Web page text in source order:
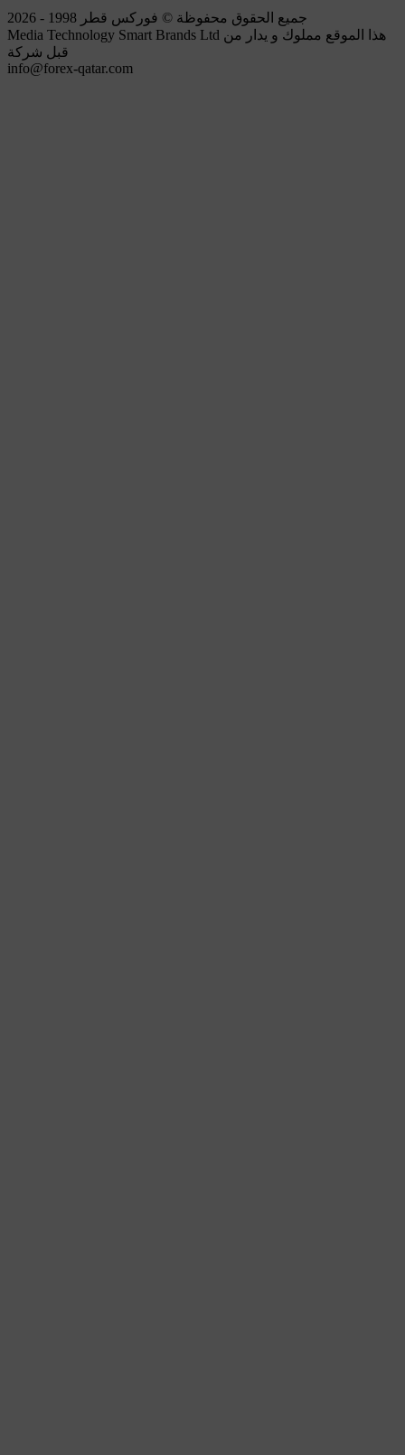
جميع الحقوق محفوظة © فوركس قطر 1998 - 2026
Media Technology Smart Brands Ltd هذا الموقع مملوك و يدار من
قبل شركة
info@forex-qatar.com